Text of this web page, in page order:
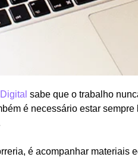
sabe que o trabalho
é necessário estar
é acompanhar materiais